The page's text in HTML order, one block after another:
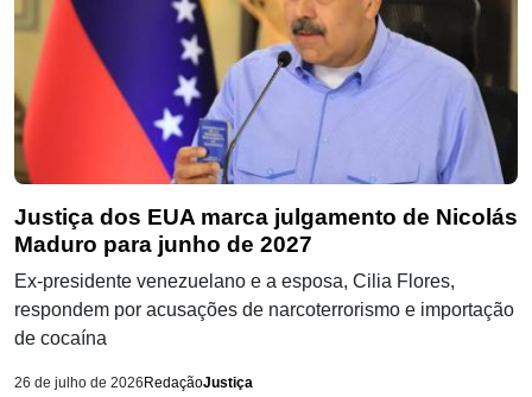
Justiça dos EUA marca julgamento de Nicolás
Maduro para junho de 2027
Ex-presidente venezuelano e a esposa, Cilia Flores,
respondem por acusações de narcoterrorismo e importação
de cocaína
26 de julho de 2026 RedaçãoJustiça